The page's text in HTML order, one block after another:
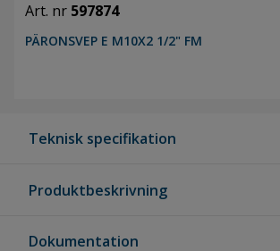
Art. nr 597874
PÄRONSVEP E M10X2 1/2" FM
Teknisk specifikation
Produktbeskrivning
Dokumentation